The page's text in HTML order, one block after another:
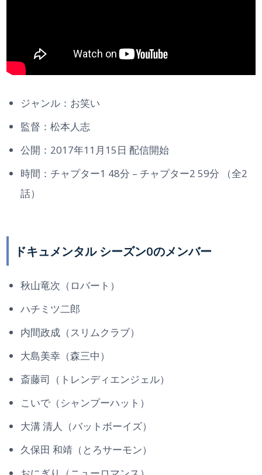
ジャンル：お笑い
監督：松本人志
公開：2017年11月15日 配信開始
時間：チャプター1 48分 – チャプター2 59分 （全2
話）
ドキュメンタル シーズン0のメンバー
秋山竜次（ロバート）
ハチミツ二郎
内間政成（スリムクラブ）
大島美幸（森三中）
斎藤司（トレンディエンジェル）
こいで（シャンプーハット）
大溝 清人（バットボーイズ）
久保田 和靖（とろサーモン）